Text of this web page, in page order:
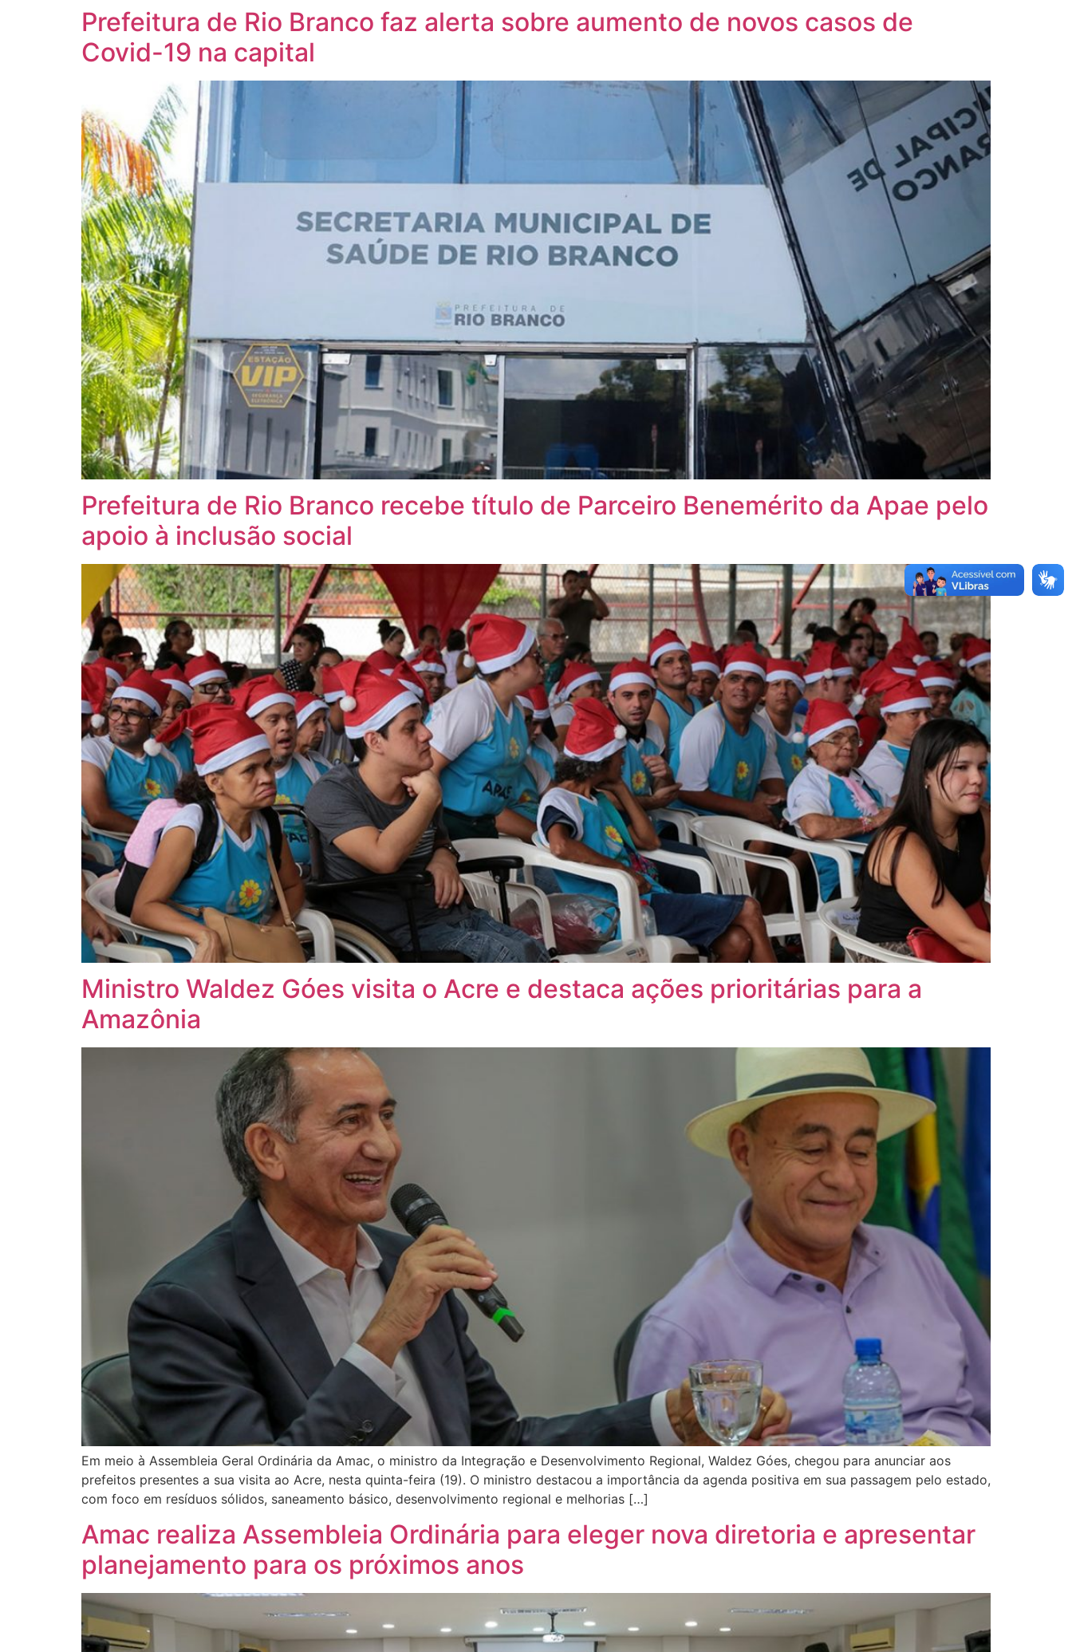
Prefeitura de Rio Branco faz alerta sobre aumento de novos casos de
Covid-19 na capital
Prefeitura de Rio Branco recebe título de Parceiro Benemérito da Apae pelo
apoio à inclusão social
Ministro Waldez Góes visita o Acre e destaca ações prioritárias para a
Amazônia
Em meio à Assembleia Geral Ordinária da Amac, o ministro da Integração e Desenvolvimento Regional, Waldez Góes, chegou para anunciar aos
prefeitos presentes a sua visita ao Acre, nesta quinta-feira (19). O ministro destacou a importância da agenda positiva em sua passagem pelo estado,
com foco em resíduos sólidos, saneamento básico, desenvolvimento regional e melhorias […]
Amac realiza Assembleia Ordinária para eleger nova diretoria e apresentar
planejamento para os próximos anos